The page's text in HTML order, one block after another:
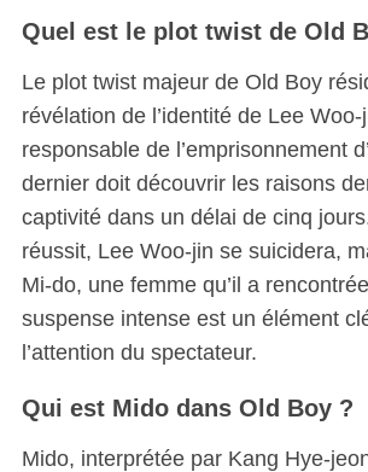
Quel est le plot twist de Old
Le plot twist majeur de Old Boy
révélation de l’identité de Lee Woo-
responsable de l’emprisonnement
dernier doit découvrir les raisons
captivité dans un délai de cinq
réussit, Lee Woo-jin se suicidera,
Mi-do, une femme qu’il a
suspense intense est un élément
l’attention du spectateur.
Qui est Mido dans Old Boy ?
Mido, interprétée par Kang Hye-